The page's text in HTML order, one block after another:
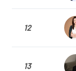
12
13